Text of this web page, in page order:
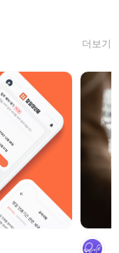
더보기